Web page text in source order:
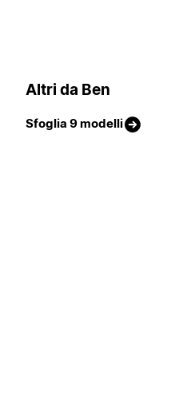
Altri da Ben
Sfoglia 9 modelli